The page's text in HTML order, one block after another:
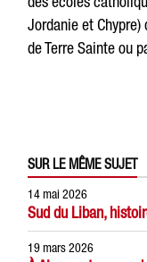
Jordanie et
de Terre Sainte ou
SUR LE MÊME SUJET
14 mai 2026
Sud du Liban,
19 mars 2026